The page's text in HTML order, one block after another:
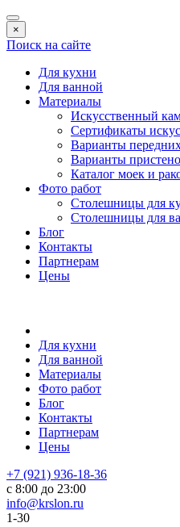
×
Поиск на сайте
Для кухни
Для ванной
Материалы
Искусственный
Сертификаты
Варианты
Варианты
Каталог моек и
Фото работ
Столешницы для
Столешницы для
Блог
Контакты
Партнерам
Цены
Для кухни
Для ванной
Материалы
Фото работ
Блог
Контакты
Партнерам
Цены
+7 (921) 936-18-36
с 8:00 до 23:00
info@krslon.ru
1-30